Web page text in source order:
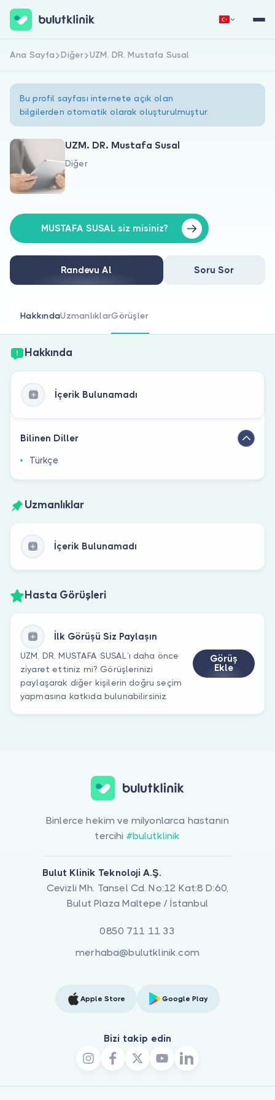
Hakkımızda
Doktorlar için
Doktor musunuz?
Hemen Kaydol Giriş Yap
Ana Sayfa Diğer UZM. DR. Mustafa Susal
Bu profil sayfası internete açık olan
bilgilerden otomatik olarak oluşturulmuştur.
UZM. DR. Mustafa Susal
Diğer
MUSTAFA SUSAL siz misiniz?
Randevu Al Soru Sor
HakkındaUzmanlıklarGörüşler
Hakkında
İçerik Bulunamadı
Bilinen Diller
Türkçe
Uzmanlıklar
İçerik Bulunamadı
Hasta Görüşleri
İlk Görüşü Siz Paylaşın
UZM. DR. MUSTAFA SUSAL’ı daha önce
ziyaret ettiniz mi? Görüşlerinizi
paylaşarak diğer kişilerin doğru seçim
yapmasına katkıda bulunabilirsiniz.
Görüş
Ekle
Binlerce hekim ve milyonlarca hastanın
tercihi #bulutklinik
Bulut Klinik Teknoloji A.Ş.
Cevizli Mh. Tansel Cd. No:12 Kat:8 D:60,
Bulut Plaza Maltepe / İstanbul
0850 711 11 33
merhaba@bulutklinik.com
Apple Store Google Play
Bizi takip edin